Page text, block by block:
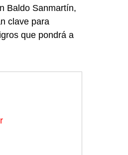
Baldo Sanmartín,
clave para
que pondrá a